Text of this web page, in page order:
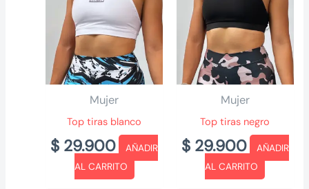
Mujer
Top tiras blanco
$ 29.900
AÑADIR
AL CARRITO
Mujer
Top tiras negro
$29.900
AÑADIR
AL CARRITO